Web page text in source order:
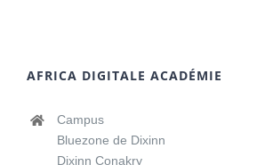
AFRICA DIGITALE ACADÉMIE
Campus
Bluezone de Dixinn
Dixinn Conakry